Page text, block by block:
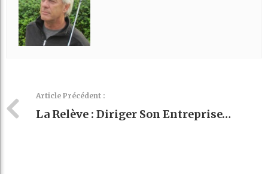
Article Précédent :
La Relève : Diriger Son Entreprise…